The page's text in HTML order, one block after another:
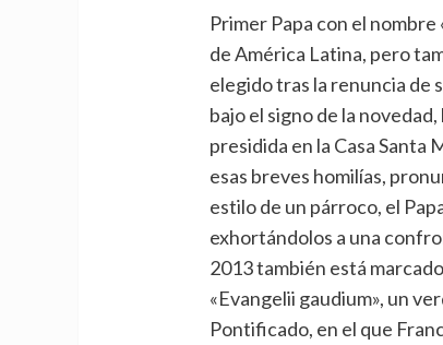
Primer Papa con el
de América Latina, pero
elegido tras la renuncia de
bajo el signo de la
presidida en la Casa Santa
esas breves homilías,
estilo de un párroco, el
exhortándolos a una
2013 también está
«Evangelii gaudium», un
Pontificado, en el que